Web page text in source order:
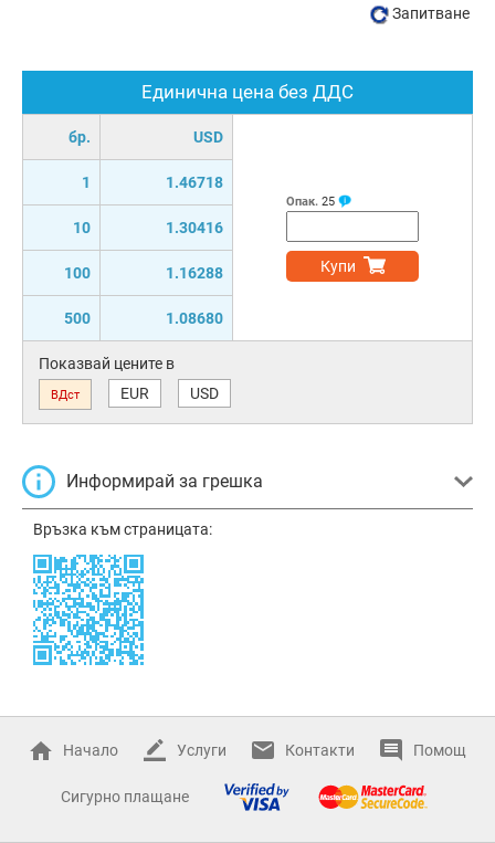
Единична цена без ДДС
бр. USD
1 1.46718
10 1.30416
100 1.16288
500 1.08680
Опак. 25
Купи
Показвай цените в
ВДст EUR USD
Информирай за грешка
Връзка към страницата:
Запитване
Начало Услуги Контакти Помощ
Сигурно плащане